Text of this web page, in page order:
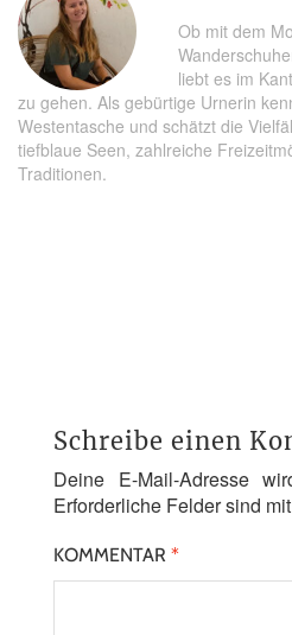
Ob mit dem
liebt es im
zu gehen. Als gebürtige Urnerin
Westentasche und schätzt die
tiefblaue Seen, zahlreiche
Traditionen.
Schreibe einen
Deine E-Mail-Adresse
Erforderliche Felder sind mit
KOMMENTAR *